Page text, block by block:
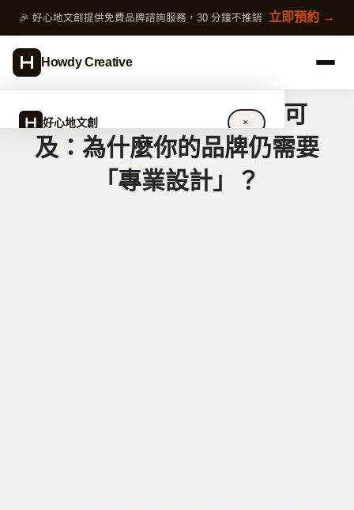
🎉 好心地文創提供免費品牌諮詢服務，30 分鐘不推銷 立即預約 →
Howdy Creative
好心地文創 ✕
關於好心地文創
當設計LOGO工具觸手可
及：為什麼你的品牌仍需要
「專業設計」？